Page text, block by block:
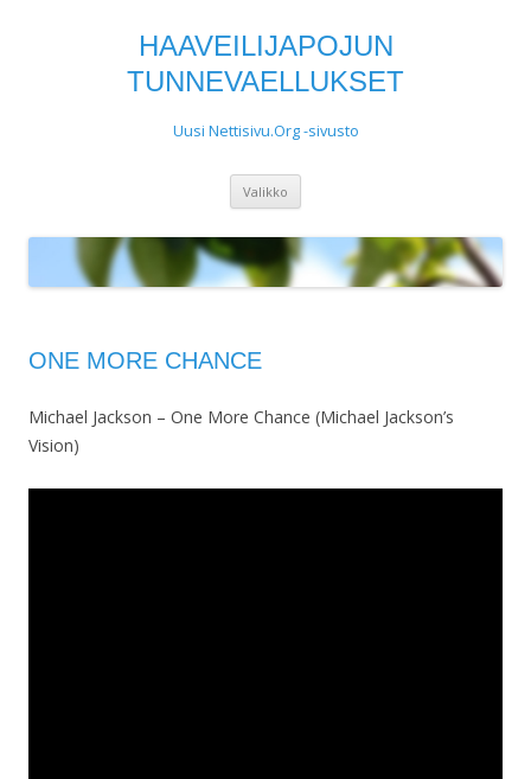
HAAVEILIJAPOJUN
TUNNEVAELLUKSET
Uusi Nettisivu.Org -sivusto
Valikko
ONE MORE CHANCE
Michael Jackson – One More Chance (Michael Jackson’s
Vision)